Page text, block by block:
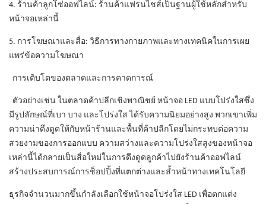
4. ร้านค้าลูกโซ่ออฟไลน์: ร้านค้าแฟรนไชส์เป็นฐานผู้ใช้หลักสำหรับ
หน้าจอเหล่านี้
5. การโฆษณาและสื่อ: วิธีการทางกายภาพและทางเทคนิคในการเผย
แพร่ข้อความโฆษณา
การเติบโตของตลาดและการคาดการณ์
ตัวอย่างเช่น ในตลาดค้าปลีกเชิงพาณิชย์ หน้าจอ LED แบบโปร่งใสซึ่ง
มีรูปลักษณ์ที่เบา บาง และโปร่งใส ได้รับความนิยมอย่างสูง พวกเขาเพิ่ม
ความน่าดึงดูดให้กับหน้าร้านและพื้นที่ค้าปลีกโดยไม่กระทบต่อความ
สวยงามของการออกแบบ ความสว่างและความโปร่งใสสูงของหน้าจอ
เหล่านี้ได้กลายเป็นสื่อใหม่ในการดึงดูดลูกค้าไปยังร้านค้าออฟไลน์
สร้างประสบการณ์การช็อปปิ้งที่แตกต่างและล้ำหน้าทางเทคโนโลยี
ธุรกิจจำนวนมากขึ้นกำลังเลือกใช้หน้าจอโปร่งใส LED เพื่อตกแต่ง